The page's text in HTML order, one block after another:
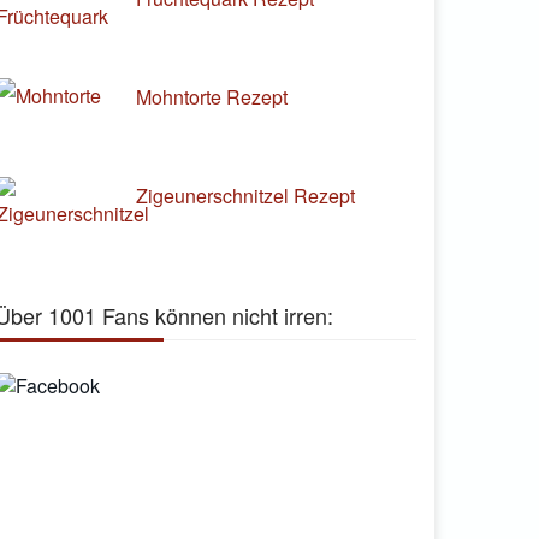
Mohntorte Rezept
Zigeunerschnitzel Rezept
1001 Fans können nicht irren: